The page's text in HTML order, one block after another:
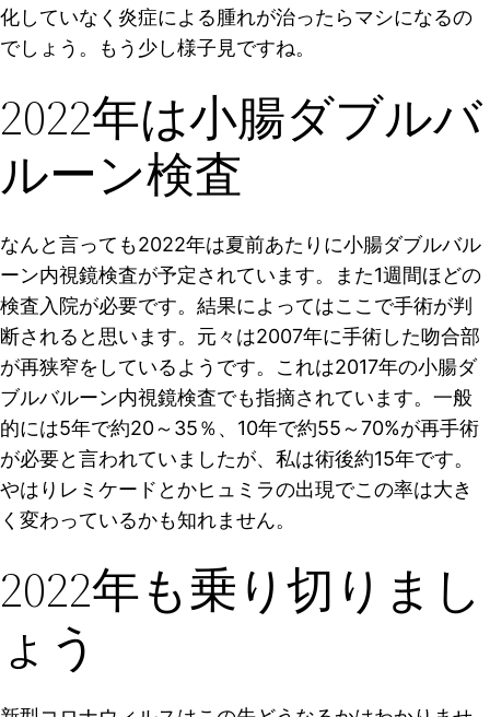
化していなく炎症による腫れが治ったらマシになるの
でしょう。もう少し様子見ですね。
2022年は小腸ダブルバ
ルーン検査
なんと言っても2022年は夏前あたりに小腸ダブルバル
ーン内視鏡検査が予定されています。また1週間ほどの
検査入院が必要です。結果によってはここで手術が判
断されると思います。元々は2007年に手術した吻合部
が再狭窄をしているようです。これは2017年の小腸ダ
ブルバルーン内視鏡検査でも指摘されています。一般
的には5年で約20～35％、10年で約55～70%が再手術
が必要と言われていましたが、私は術後約15年です。
やはりレミケードとかヒュミラの出現でこの率は大き
く変わっているかも知れません。
2022年も乗り切りまし
ょう